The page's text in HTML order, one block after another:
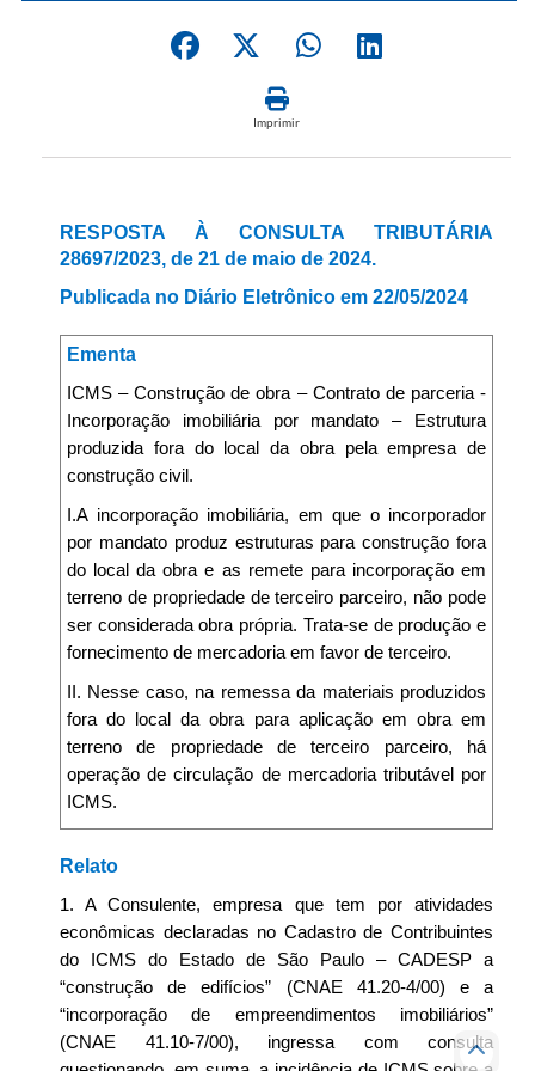
Imprimir
RESPOSTA À CONSULTA TRIBUTÁRIA
28697/2023, de 21 de maio de 2024.
Publicada no Diário Eletrônico em 22/05/2024
Ementa
ICMS – Construção de obra – Contrato de parceria -
Incorporação imobiliária por mandato – Estrutura
produzida fora do local da obra pela empresa de
construção civil.
I.A incorporação imobiliária, em que o incorporador
por mandato produz estruturas para construção fora
do local da obra e as remete para incorporação em
terreno de propriedade de terceiro parceiro, não pode
ser considerada obra própria. Trata-se de produção e
fornecimento de mercadoria em favor de terceiro.
II. Nesse caso, na remessa da materiais produzidos
fora do local da obra para aplicação em obra em
terreno de propriedade de terceiro parceiro, há
operação de circulação de mercadoria tributável por
ICMS.
Relato
1. A Consulente, empresa que tem por atividades
econômicas declaradas no Cadastro de Contribuintes
do ICMS do Estado de São Paulo – CADESP a
“construção de edifícios” (CNAE 41.20-4/00) e a
“incorporação de empreendimentos imobiliários”
(CNAE 41.10-7/00), ingressa com consulta